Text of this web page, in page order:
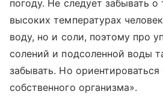
погоду. Не следует забывать
высоких температурах
воду, но и соли, поэтому про
солений и подсоленной воды
забывать. Но
собственного организма».